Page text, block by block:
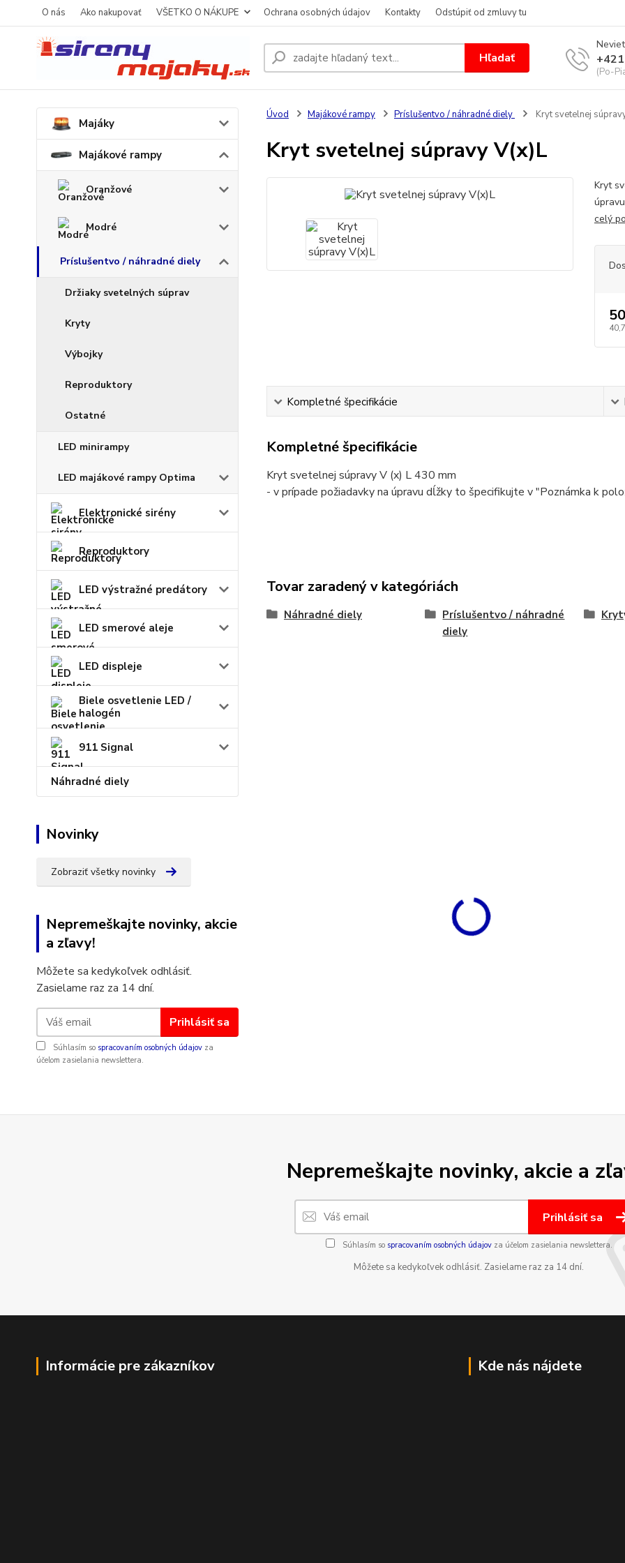
O nás Ako nakupovať VŠETKO O NÁKUPE Ochrana osobných údajov Kontakty Odstúpiť od zmluvy tu
Hľadať
(Po-
Majáky
Majákové rampy
Oranžové
Modré
Príslušentvo / náhradné diely
Držiaky svetelných súprav
Kryty
Výbojky
Reproduktory
Ostatné
LED minirampy
LED majákové rampy Optima
Elektronické sirény
Reproduktory
LED výstražné predátory
LED smerové aleje
LED displeje
Biele osvetlenie LED /
halogén
911 Signal
Náhradné diely
Novinky
Zobraziť všetky novinky
Nepremeškajte novinky, akcie
a zľavy!
Môžete sa kedykoľvek odhlásiť.
Zasielame raz za 14 dní.
Prihlásiť sa
Súhlasím so spracovaním osobných údajov za
účelom zasielania newslettera.
Úvod Majákové rampy Príslušentvo / náhradné diely Kryt svetelnej
Kryt svetelnej súpravy V(x)L
Kryt
celý
Kompletné špecifikácie
Kompletné špecifikácie
Kryt svetelnej súpravy V (x) L 430 mm
- v prípade požiadavky na úpravu dĺžky to špecifikujte v "Poznámka k
Tovar zaradený v kategóriách
Náhradné diely
Príslušentvo / náhradné
diely
Nepremeškajte novinky, akcie a
Prihlásiť sa
Súhlasím so spracovaním osobných údajovza účelom zasielania newslettera.
Môžete sa kedykoľvek odhlásiť. Zasielame raz za 14 dní.
Informácie pre zákazníkov Kde nás nájdete